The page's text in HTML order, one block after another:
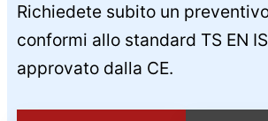
Richiedete subito un
conformi allo standard TS EN
approvato dalla CE.